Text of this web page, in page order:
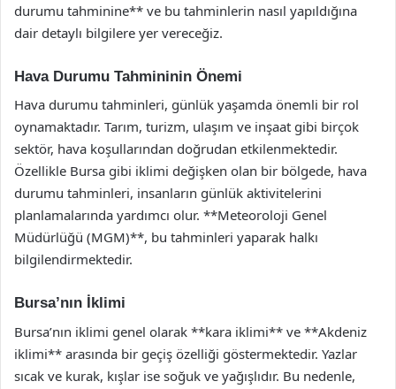
durumu tahminine** ve bu tahminlerin nasıl yapıldığına
dair detaylı bilgilere yer vereceğiz.
Hava Durumu Tahmininin Önemi
Hava durumu tahminleri, günlük yaşamda önemli bir rol
oynamaktadır. Tarım, turizm, ulaşım ve inşaat gibi birçok
sektör, hava koşullarından doğrudan etkilenmektedir.
Özellikle Bursa gibi iklimi değişken olan bir bölgede, hava
durumu tahminleri, insanların günlük aktivitelerini
planlamalarında yardımcı olur. **Meteoroloji Genel
Müdürlüğü (MGM)**, bu tahminleri yaparak halkı
bilgilendirmektedir.
Bursa’nın İklimi
Bursa’nın iklimi genel olarak **kara iklimi** ve **Akdeniz
iklimi** arasında bir geçiş özelliği göstermektedir. Yazlar
sıcak ve kurak, kışlar ise soğuk ve yağışlıdır. Bu nedenle,